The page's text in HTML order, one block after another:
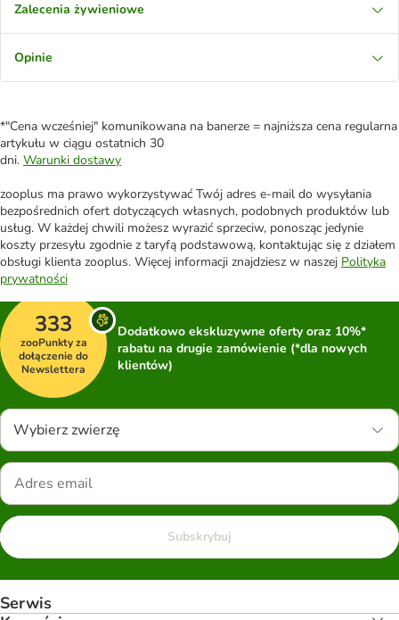
Zalecenia żywieniowe
Opinie
*"Cena wcześniej" komunikowana na banerze = najniższa cena regularna
artykułu w ciągu ostatnich 30
dni. Warunki dostawy
zooplus ma prawo wykorzystywać Twój adres e-mail do wysyłania
bezpośrednich ofert dotyczących własnych, podobnych produktów lub
usług. W każdej chwili możesz wyrazić sprzeciw, ponosząc jedynie
koszty przesyłu zgodnie z taryfą podstawową, kontaktując się z działem
obsługi klienta zooplus. Więcej informacji znajdziesz w naszej Polityka
prywatności
333
zooPunkty za
dołączenie do
Newslettera
Dodatkowo ekskluzywne oferty oraz 10%*
rabatu na drugie zamówienie (*dla nowych
klientów)
Wybierz zwierzę
Subskrybuj
Serwis